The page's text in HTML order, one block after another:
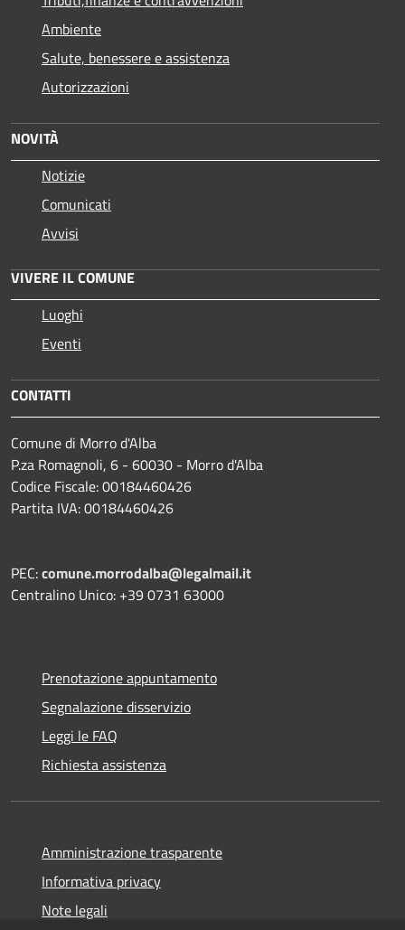
Ambiente
Salute, benessere e assistenza
Autorizzazioni
NOVITÀ
Notizie
Comunicati
Avvisi
VIVERE IL COMUNE
Luoghi
Eventi
CONTATTI
Comune di Morro d'Alba
P.za Romagnoli, 6 - 60030 - Morro d'Alba
Codice Fiscale: 00184460426
Partita IVA: 00184460426
PEC:comune.morrodalba@legalmail.it
Centralino Unico: +39 0731 63000
Prenotazione appuntamento
Segnalazione disservizio
Leggi le FAQ
Richiesta assistenza
Amministrazione trasparente
Informativa privacy
Note legali